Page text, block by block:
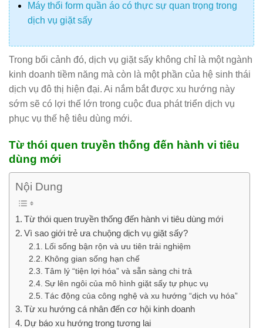
Máy thổi form quần áo có thực sự quan trọng trong
dịch vụ giặt sấy
Trong bối cảnh đó, dịch vụ giặt sấy không chỉ là một ngành
kinh doanh tiềm năng mà còn là một phần của hệ sinh thái
dịch vụ đô thị hiện đại. Ai nắm bắt được xu hướng này
sớm sẽ có lợi thế lớn trong cuộc đua phát triển dịch vụ
phục vụ thế hệ tiêu dùng mới.
Từ thói quen truyền thống đến hành vi tiêu
dùng mới
Nội Dung
Từ thói quen truyền thống đến hành vi tiêu dùng mới
Vì sao giới trẻ ưa chuộng dịch vụ giặt sấy?
Lối sống bận rộn và ưu tiên trải nghiệm
Không gian sống hạn chế
Tâm lý “tiện lợi hóa” và sẵn sàng chi trả
Sự lên ngôi của mô hình giặt sấy tự phục vụ
Tác động của công nghệ và xu hướng “dịch vụ hóa”
Từ xu hướng cá nhân đến cơ hội kinh doanh
Dự báo xu hướng trong tương lai